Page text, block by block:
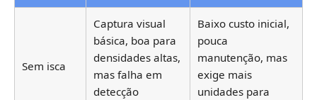
Sem isca
Captura visual
básica, boa para
densidades altas,
mas falha em
detecção
Baixo custo inicial,
pouca
manutenção, mas
exige mais
unidades para